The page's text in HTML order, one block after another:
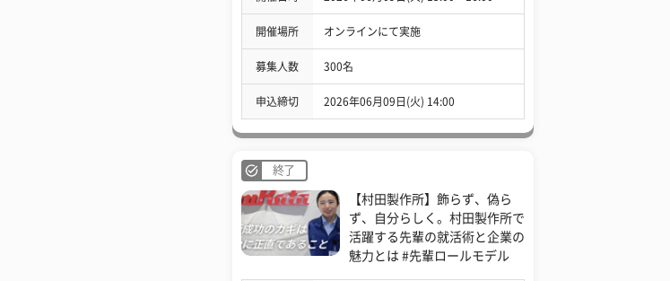
開催場所 オンラインにて実施
募集人数 300名
申込締切 2026年06月09日(火) 14:00
終了
【村田製作所】飾らず、偽ら
ず、自分らしく。村田製作所で
活躍する先輩の就活術と企業の
魅力とは #先輩ロールモデル